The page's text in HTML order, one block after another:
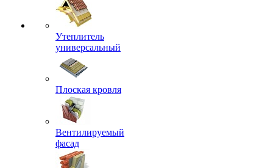
Утеплитель
универсальный
Плоская кровля
Вентилируемый
фасад